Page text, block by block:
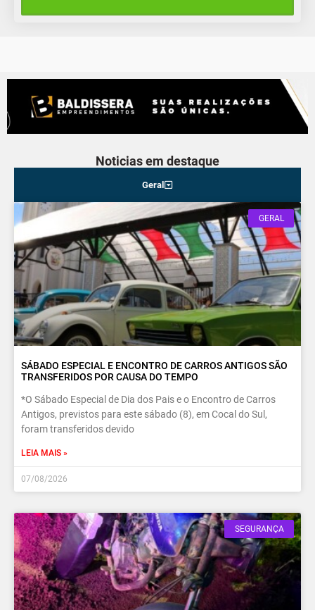
Noticias em destaque
Geral
GERAL
SÁBADO ESPECIAL E ENCONTRO DE CARROS ANTIGOS SÃO
TRANSFERIDOS POR CAUSA DO TEMPO
*O Sábado Especial de Dia dos Pais e o Encontro de Carros
Antigos, previstos para este sábado (8), em Cocal do Sul,
foram transferidos devido
LEIA MAIS »
07/08/2026
SEGURANÇA